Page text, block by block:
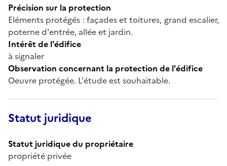
Précision sur la protection
Eléments protégés : façades et toitures, grand escalier,
poterne d'entrée, allée et jardin.
Intérêt de l'édifice
à signaler
Observation concernant la protection de l'édifice
Oeuvre protégée. L'étude est souhaitable.
Statut juridique
Statut juridique du propriétaire
propriété privée